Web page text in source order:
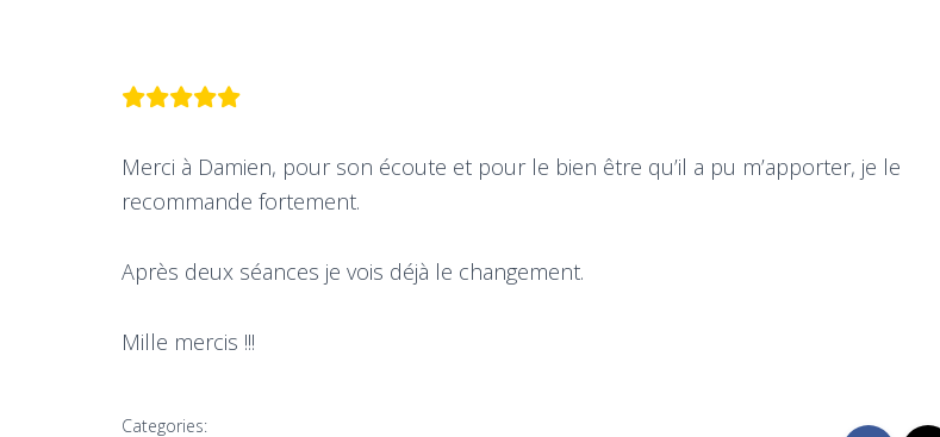
Merci à Damien, pour son écoute et pour le bien être qu’il a pu m’apporter, je le
recommande fortement.
Après deux séances je vois déjà le changement.
Mille mercis !!!
Categories: